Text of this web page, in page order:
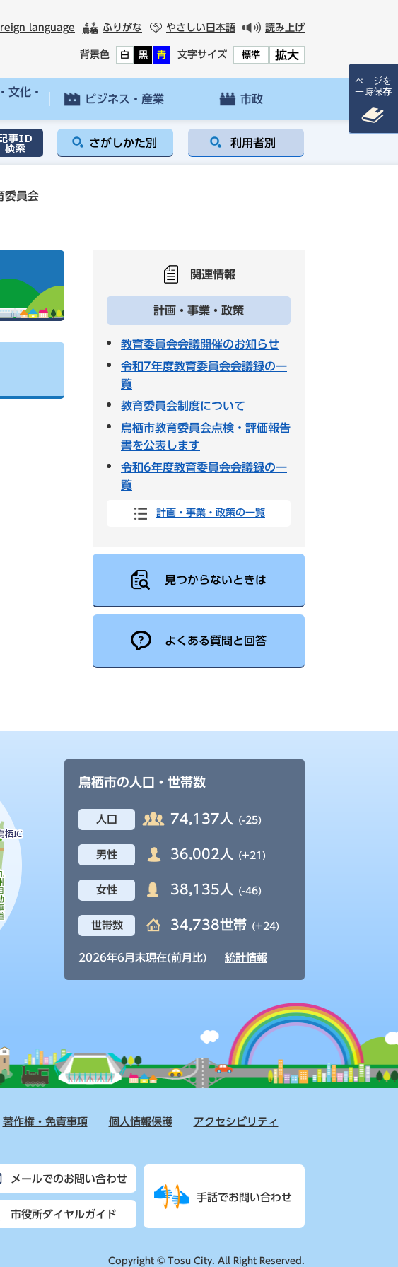
language ふりがな やさしい日本語 読み上げ
背景色 白 黒 青 文字サイズ 標準 拡大
文化・
ビジネス・産業 市政
さがしかた別 利用者別
委員会
関連情報
計画・事業・政策
教育委員会会議開催のお知らせ
令和7年度教育委員会会議録の一
覧
教育委員会制度について
鳥栖市教育委員会点検・評価報告
書を公表します
令和6年度教育委員会会議録の一
覧
計画・事業・政策の一覧
見つからないときは
よくある質問と回答
鳥栖市の人口・世帯数
人口 74,137人 (-25)
男性 36,002人 (+21)
女性 38,135人 (-46)
世帯数 34,738世帯 (+24)
2026年6月末現在(前月比) 統計情報
著作権・免責事項 個人情報保護 アクセシビリティ
メールでのお問い合わせ
市役所ダイヤルガイド
手話でお問い合わせ
Copyright © Tosu City. All Right Reserved.
ページを
一時保存